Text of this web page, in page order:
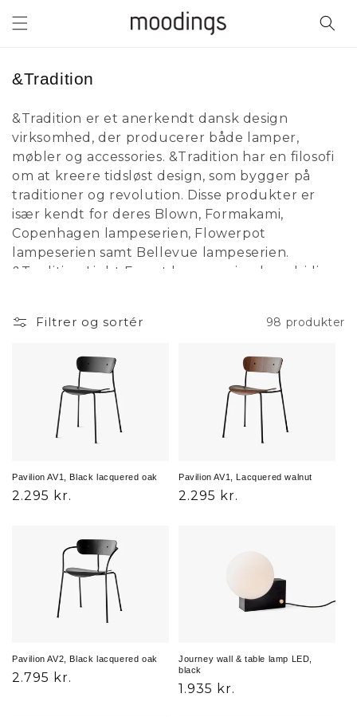
indhold
K
l
l
e
k
t
i
o
n
&Tradition
&Tradition er et anerkendt dansk design
virksomhed, der producerer både lamper,
møbler og accessories. &Tradition har en filosofi
om at kreere tidsløst design, som bygger på
traditioner og revolution. Disse produkter er
især kendt for deres Blown, Formakami,
Copenhagen lampeserien, Flowerpot
lampeserien samt Bellevue lampeserien.
&Tradition Light Forest lampeserien har alsidige
Filtrer og sortér 98 produkter
Pavilion AV1, Black lacquered oak
Normalpris
2.295 kr.
Pavilion AV1, Lacquered walnut
Normalpris
2.295 kr.
Pavilion AV2, Black lacquered oak
Normalpris
2.795 kr.
Journey wall & table lamp LED,
black
Normalpris
1.935 kr.